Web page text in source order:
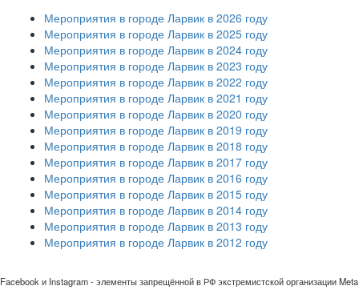
Мероприятия в городе Ларвик в 2026 году
Мероприятия в городе Ларвик в 2025 году
Мероприятия в городе Ларвик в 2024 году
Мероприятия в городе Ларвик в 2023 году
Мероприятия в городе Ларвик в 2022 году
Мероприятия в городе Ларвик в 2021 году
Мероприятия в городе Ларвик в 2020 году
Мероприятия в городе Ларвик в 2019 году
Мероприятия в городе Ларвик в 2018 году
Мероприятия в городе Ларвик в 2017 году
Мероприятия в городе Ларвик в 2016 году
Мероприятия в городе Ларвик в 2015 году
Мероприятия в городе Ларвик в 2014 году
Мероприятия в городе Ларвик в 2013 году
Мероприятия в городе Ларвик в 2012 году
Facebook и Instagram - элементы запрещённой в РФ экстремистской организации Meta